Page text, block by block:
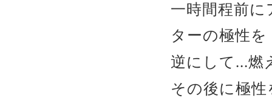
一時間程前
ターの極性を
逆にして...燃
その後に極